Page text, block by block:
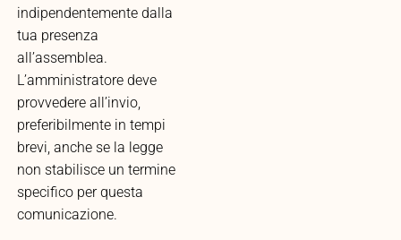
indipendentemente dalla
tua presenza
all’assemblea.
L’amministratore deve
provvedere all’invio,
preferibilmente in tempi
brevi, anche se la legge
non stabilisce un termine
specifico per questa
comunicazione.